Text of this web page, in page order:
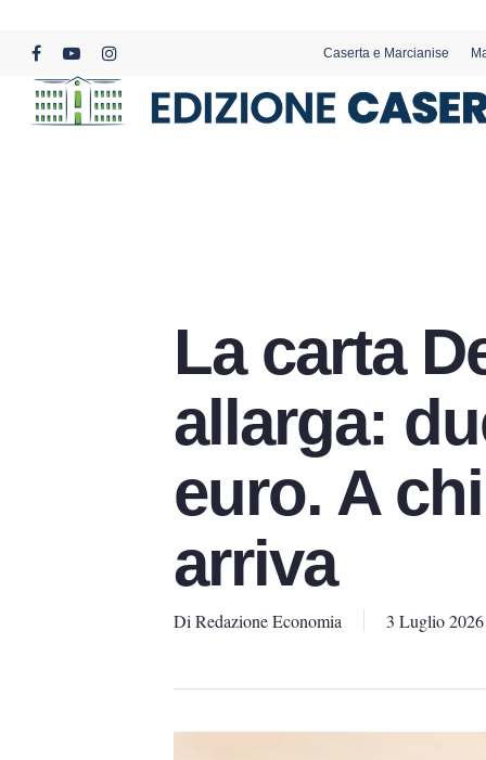
content
facebookyoutubeinstagram
Caserta e Marcianise
La carta
allarga:
euro. A
arriva
Di Redazione Economia 3 Luglio 2026